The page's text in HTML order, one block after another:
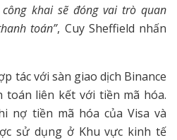
khai sẽ đóng vai trò quan
toán”, Cuy Sheffield nhấn
tác với sàn giao dịch Binance
liên kết với tiền mã hóa.
nợ tiền mã hóa của Visa và
sử dụng ở Khu vực kinh tế